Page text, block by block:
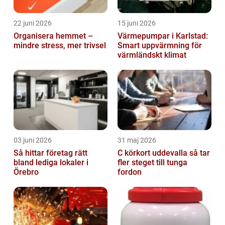
22 juni 2026
Organisera hemmet –
mindre stress, mer trivsel
15 juni 2026
Värmepumpar i Karlstad:
Smart uppvärmning för
värmländskt klimat
03 juni 2026
Så hittar företag rätt
bland lediga lokaler i
Örebro
31 maj 2026
C körkort uddevalla så tar
fler steget till tunga
fordon